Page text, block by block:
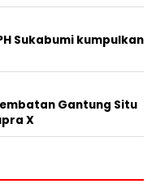
Sukabumi kumpulkan
Gantung Situ
X